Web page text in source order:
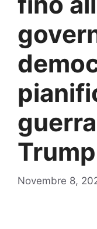
Trump
Novembre 8,